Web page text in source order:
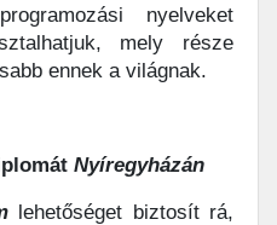
nyelveket
mely része
ennek a világnak.
Nyíregyházán
lehetőséget biztosít rá,